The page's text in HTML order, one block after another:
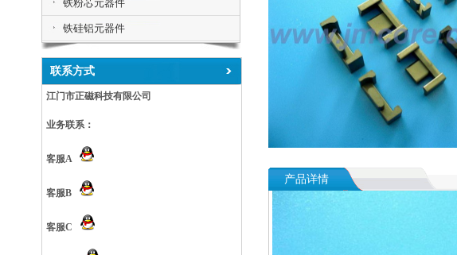
铁粉芯元器件
铁硅铝元器件
联系方式
江门市正磁科技有限公司
业务联系：
客服A
客服B
客服C
产品详情